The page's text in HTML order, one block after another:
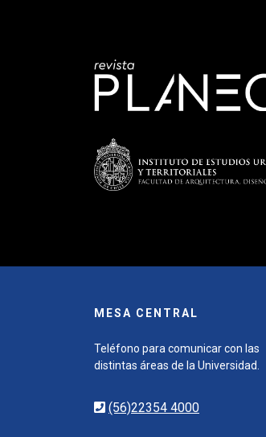
MESA CENTRAL
Teléfono para comunicar con las
distintas áreas de la Universidad.
(56)22354 4000